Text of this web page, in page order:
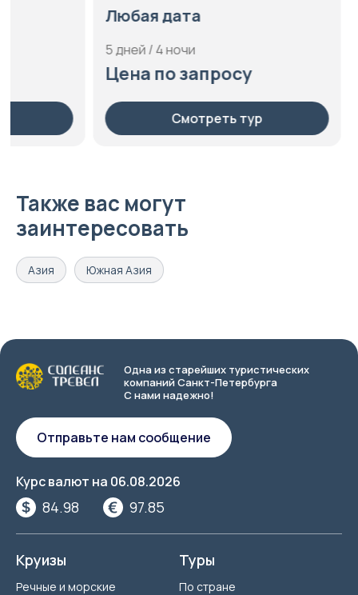
Любая дата
5 дней / 4 ночи
Цена по запросу
Смотреть тур
Также вас могут
заинтересовать
Азия Южная Азия
Одна из старейших туристических
компаний Санкт-Петербурга
С нами надежно!
Курс валют на 06.08.2026
84.98 97.85
Отправьте нам сообщение
Круизы
Речные и морские
Туры
По стране